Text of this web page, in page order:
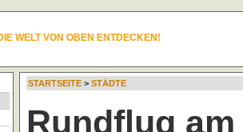
WELT VON OBEN ENTDECKEN!
STARTSEITE > STÄDTE
Rundflug